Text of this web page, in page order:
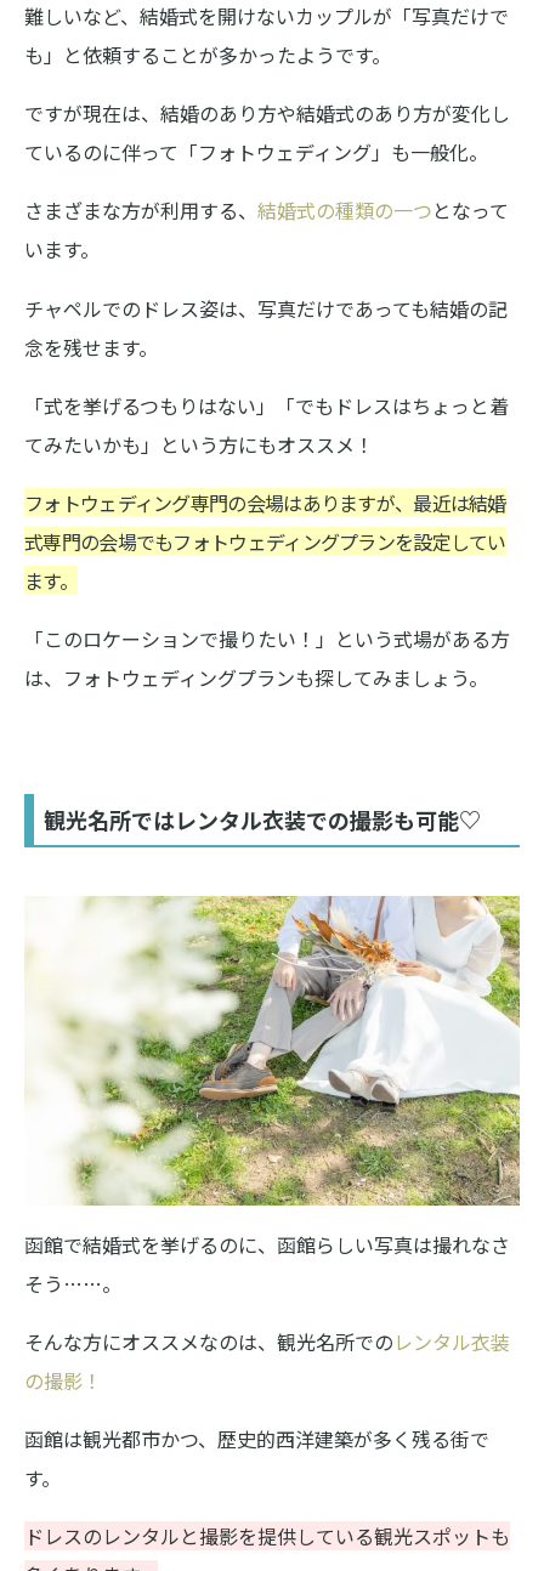
難しいなど、結婚式を開けないカップルが「写真だけで
も」と依頼することが多かったようです。
ですが現在は、結婚のあり方や結婚式のあり方が変化し
ているのに伴って「フォトウェディング」も一般化。
さまざまな方が利用する、 結婚式の種類の一つとなって
います。
チャペルでのドレス姿は、写真だけであっても結婚の記
念を残せます。
「式を挙げるつもりはない」「でもドレスはちょっと着
てみたいかも」という方にもオススメ！
フォトウェディング専門の会場はありますが、最近は結婚
式専門の会場でもフォトウェディングプランを設定してい
ます。
「このロケーションで撮りたい！」という式場がある方
は、フォトウェディングプランも探してみましょう。
観光名所ではレンタル衣装での撮影も可能♡
函館で結婚式を挙げるのに、函館らしい写真は撮れなさ
そう……。
そんな方にオススメなのは、観光名所でのレンタル衣装
の撮影！
函館は観光都市かつ、歴史的西洋建築が多く残る街で
す。
ドレスのレンタルと撮影を提供している観光スポットも